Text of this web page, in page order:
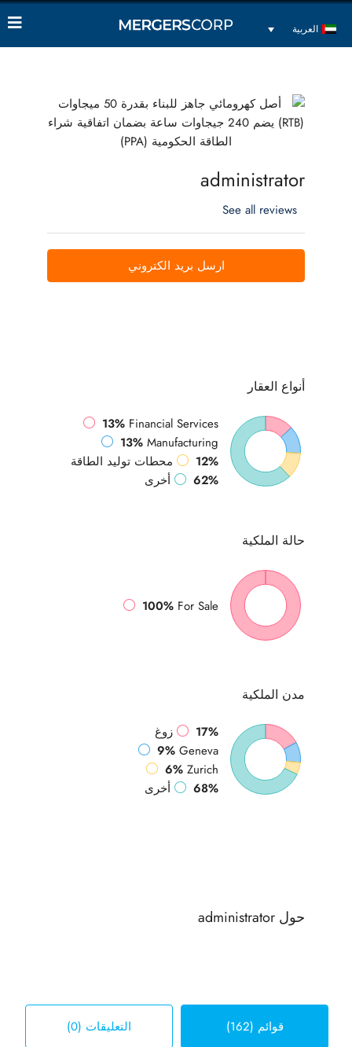
العربية
administrator
See all reviews
ارسل بريد الكتروني
أنواع العقار
13% Financial Services
13% Manufacturing
12%
محطات توليد الطاقة
62%
أخرى
حالة الملكية
100% For Sale
مدن الملكية
17%
زوغ
9% Geneva
6% Zurich
68%
أخرى
حول administrator
قوائم (162) التعليقات (0)